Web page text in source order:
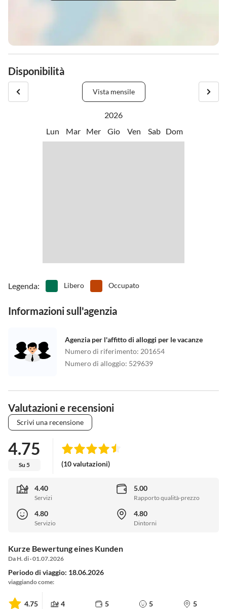
Disponibilità
Vista mensile
2026
Lun
Mar Mer Gio Ven Sab Dom
Legenda: Libero Occupato
Informazioni sull'agenzia
Agenzia per l'affitto di alloggi per le vacanze
Numero di riferimento: 201654
Numero di alloggio: 529639
Valutazioni e recensioni
Scrivi una recensione
4.75
Su 5 (10 valutazioni)
4.40
Servizi
5.00
Rapporto qualità-prezzo
4.80
Servizio
4.80
Dintorni
Kurze Bewertung eines Kunden
Da H. di · 01.07.2026
Periodo di viaggio: 18.06.2026
viaggiando come:
4.75 4 5 5 5